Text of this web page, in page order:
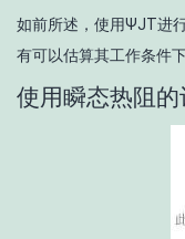
如前所述，使用ΨJT进
有可以估算其工作条件
使用瞬态热阻的